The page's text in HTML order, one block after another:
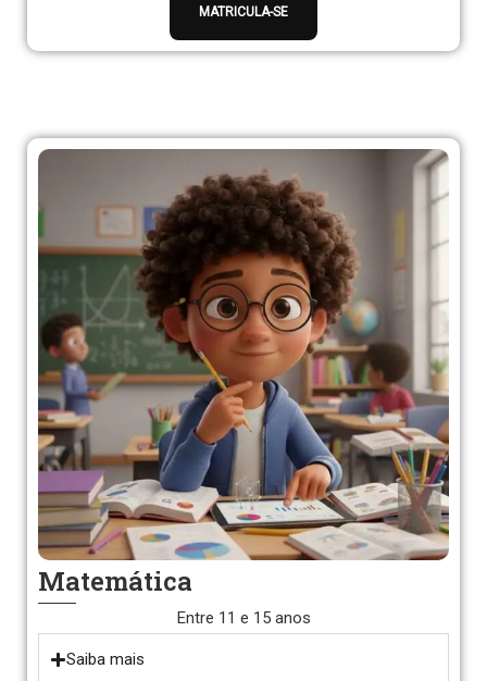
MATRICULA-SE
Matemática
Entre 11 e 15 anos
Saiba mais